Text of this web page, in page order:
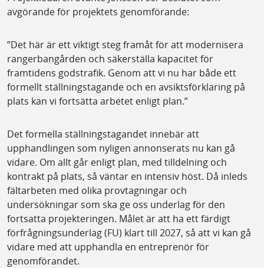
avgörande för projektets genomförande:
”Det här är ett viktigt steg framåt för att modernisera
rangerbangården och säkerställa kapacitet för
framtidens godstrafik. Genom att vi nu har både ett
formellt ställningstagande och en avsiktsförklaring på
plats kan vi fortsätta arbetet enligt plan.”
Det formella ställningstagandet innebär att
upphandlingen som nyligen annonserats nu kan gå
vidare. Om allt går enligt plan, med tilldelning och
kontrakt på plats, så väntar en intensiv höst. Då inleds
fältarbeten med olika provtagningar och
undersökningar som ska ge oss underlag för den
fortsatta projekteringen. Målet är att ha ett färdigt
förfrågningsunderlag (FU) klart till 2027, så att vi kan gå
vidare med att upphandla en entreprenör för
genomförandet.